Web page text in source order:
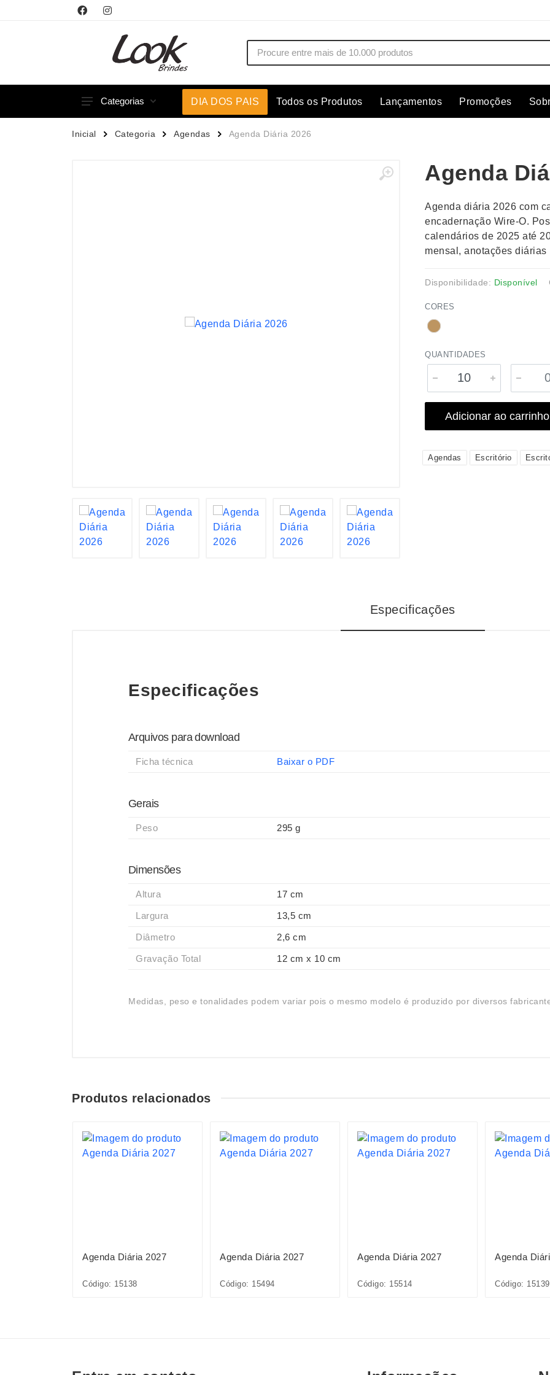
Categorias
Acessórios p/ Celular
Canecas
Cuidados Pessoais
Esporte e Jogos
Fones de
Kit
Kit Queijo
DIA DOS PAIS Todos os Produtos Lançamentos Promoções
Inicial Categoria Agendas Agenda Diária 2026
Agenda
Agenda diária 2026 com
encadernação Wire-O.
calendários de 2025 até
mensal, anotações
Disponibilidade: Disponível
CORES
QUANTIDADES
Adicionar ao carrinho
Agendas Escritório
Especificações
Especificações
Arquivos para download
Ficha técnica Baixar o PDF
Gerais
Peso 295 g
Dimensões
Altura 17 cm
Largura 13,5 cm
Diâmetro 2,6 cm
Gravação Total 12 cm x 10 cm
Medidas, peso e tonalidades podem variar pois o mesmo modelo é produzido por diversos
Produtos relacionados
Agenda Diária 2027
Código: 15138
Agenda Diária 2027
Código: 15494
Agenda Diária 2027
Código: 15514
Agenda
Código: 15139